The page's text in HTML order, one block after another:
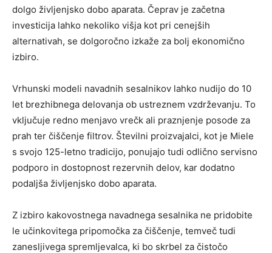
dolgo življenjsko dobo aparata. Čeprav je začetna
investicija lahko nekoliko višja kot pri cenejših
alternativah, se dolgoročno izkaže za bolj ekonomično
izbiro.
Vrhunski modeli navadnih sesalnikov lahko nudijo do 10
let brezhibnega delovanja ob ustreznem vzdrževanju. To
vključuje redno menjavo vrečk ali praznjenje posode za
prah ter čiščenje filtrov. Številni proizvajalci, kot je Miele
s svojo 125-letno tradicijo, ponujajo tudi odlično servisno
podporo in dostopnost rezervnih delov, kar dodatno
podaljša življenjsko dobo aparata.
Z izbiro kakovostnega navadnega sesalnika ne pridobite
le učinkovitega pripomočka za čiščenje, temveč tudi
zanesljivega spremljevalca, ki bo skrbel za čistočo